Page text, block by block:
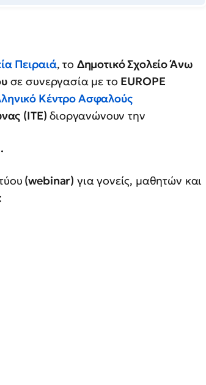
Πειραιά, το Δημοτικό Σχολείο Άνω
σε συνεργασία με το EUROPE
Κέντρο Ασφαλούς
(ΙΤΕ) διοργανώνουν την
(webinar) για γονείς, μαθητών και